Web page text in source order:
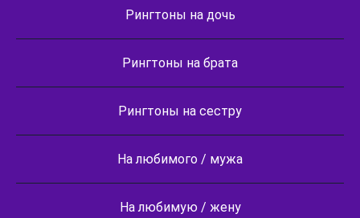
Рингтоны на дочь
Рингтоны на брата
Рингтоны на сестру
На любимого / мужа
На любимую / жену